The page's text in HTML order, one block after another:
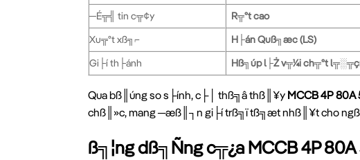
─É╦╣ tin c╦¢y
R╦ºt cao
Xu╦ºt xß╗⌐
H├án Quß╗æc (LS)
Gi├í th├ánh
Hß╗úp l├Ż v╦¼i ch╦ºt
Qua bß║úng so s├ính, c├│ thß╗â thß║¥y MCCB 4P 80A
chß║»c, mang ─æß║┐n gi├í trß╗ï tß╗æt nhß║¥t cho
ß╗¦ng dß╗Ñng c╦¿a MCCB 4P